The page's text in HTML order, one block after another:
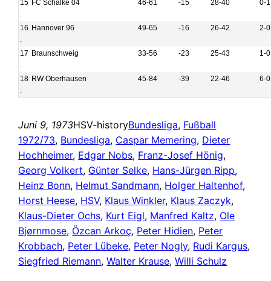
15
.
FC Schalke 04 46-61 -15 28-40 0-1
16
.
Hannover 96 49-65 -16 26-42 2-0
17
.
Braunschweig 33-56 -23 25-43 1-0
18
.
RW Oberhausen 45-84 -39 22-46 6-0
Juni 9, 1973HSV-historyBundesliga, Fußball
1972/73, Bundesliga, Caspar Memering, Dieter
Hochheimer, Edgar Nobs, Franz-Josef Hönig
Georg Volkert, Günter Selke, Hans-Jürgen Ripp
Heinz Bonn, Helmut Sandmann, Holger Haltenhof
Horst Heese, HSV, Klaus Winkler, Klaus Zaczyk
Klaus-Dieter Ochs, Kurt Eigl, Manfred Kaltz, Ole
Bjørnmose, Özcan Arkoç, Peter Hidien, Peter
Krobbach, Peter Lübeke, Peter Nogly, Rudi Kargus
Siegfried Riemann, Walter Krause, Willi Schulz